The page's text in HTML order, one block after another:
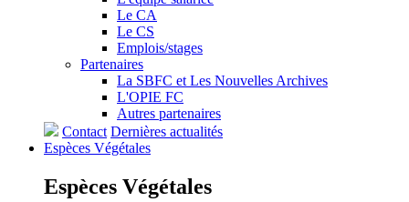
Le CA
Le CS
Emplois/stages
Partenaires
La SBFC et Les Nouvelles Archives
L'OPIE FC
Autres partenaires
Contact Dernières actualités
Espèces Végétales
Espèces Végétales